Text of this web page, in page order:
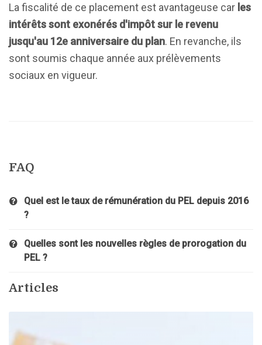
La fiscalité de ce placement est avantageuse car les
intérêts sont exonérés d'impôt sur le revenu
jusqu'au 12e anniversaire du plan. En revanche, ils
sont soumis chaque année aux prélèvements
sociaux en vigueur.
FAQ
Quel est le taux de rémunération du PEL depuis 2016
?
Quelles sont les nouvelles règles de prorogation du
PEL ?
Articles